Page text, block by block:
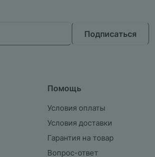
Подписаться
Помощь
Условия оплаты
Условия доставки
Гарантия на товар
Вопрос-ответ